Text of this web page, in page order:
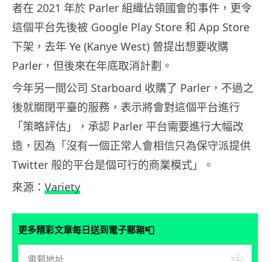
者在 2021 年於 Parler 組織佔領國會的事件，更令
這個平台先後被 Google Play Store 和 App Store
下架，去年 Ye (Kanye West) 曾提出想要收購
Parler，但後來在年底取消計劃。
今年另一間公司 Starboard 收購了 Parler，不過之
後就關閉平臺的服務，表示將會對這個平台進行
「策略評估」，承認 Parler 平台需要進行大幅改
造，因為「沒有一個正常人會相信只為保守派提供
Twitter 般的平台是個可行的商業模式」。
來源： Variety
更多精彩文章每日送到電子郵箱📮